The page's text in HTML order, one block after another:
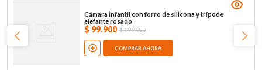
Cámara infantil con forro de silicona y trípode
elefante rosado
$ 99.900 $199.900
COMPRAR AHORA